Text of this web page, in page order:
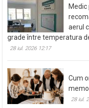
aerul
grade între temperatura
28 iul. 2026 12:17
Cum
28 iul.